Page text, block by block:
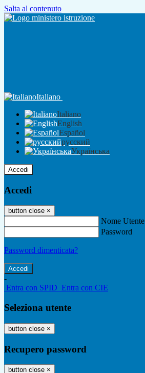
Salta al contenuto
Italiano
Italiano
English
Español
русский
Українська
Accedi
Accedi
button close ×
Nome Utente
Password
Password dimenticata?
-
Entra con SPID Entra con CIE
Seleziona utente
button close ×
Recupero password
button close ×